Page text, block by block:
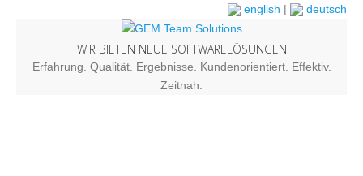
english | deutsch
WIR BIETEN NEUE SOFTWARELÖSUNGEN
Erfahrung. Qualität. Ergebnisse. Kundenorientiert. Effektiv.
Zeitnah.